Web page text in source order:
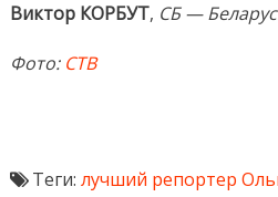
Виктор КОРБУТ, СБ —
Фото: СТВ
Теги: лучший репортер